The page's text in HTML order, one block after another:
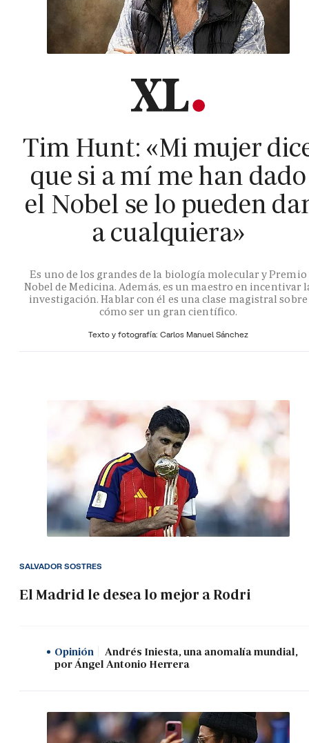
Tim Hunt: «Mi mujer
que si a mí me han dado
el Nobel se lo pueden
a cualquiera»
Es uno de los grandes de la biología molecular y Premio
Nobel de Medicina. Además, es un maestro en incentivar
investigación. Hablar con él es una clase magistral sobre
cómo ser un gran científico.
Texto y fotografía: Carlos Manuel Sánchez
El Madrid le desea lo mejor a Rodri
SALVADOR SOSTRES
Opinión
Andrés Iniesta, una anomalía mundial,
por Ángel Antonio Herrera